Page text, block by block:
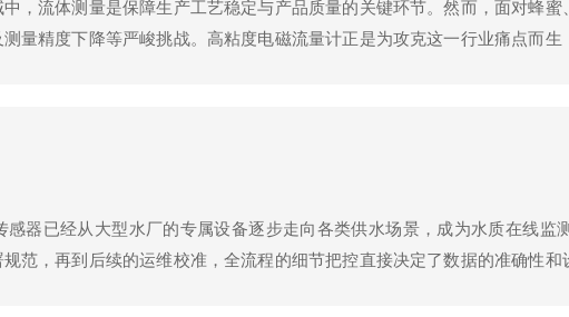
，流体测量是保障生产工艺稳定与产品质量的关键环节。然而，面对蜂
量精度下降等严峻挑战。高粘度电磁流量计正是为攻克这一行业痛点而
器已经从大型水厂的专属设备逐步走向各类供水场景，成为水质在线
范，再到后续的运维校准，全流程的细节把控直接决定了数据的准确性